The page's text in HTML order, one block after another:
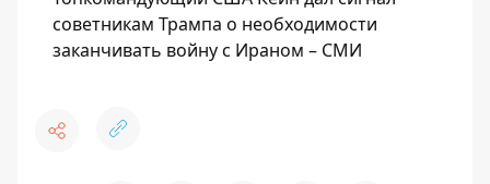
советникам Трампа о необходимости
заканчивать войну с Ираном – СМИ